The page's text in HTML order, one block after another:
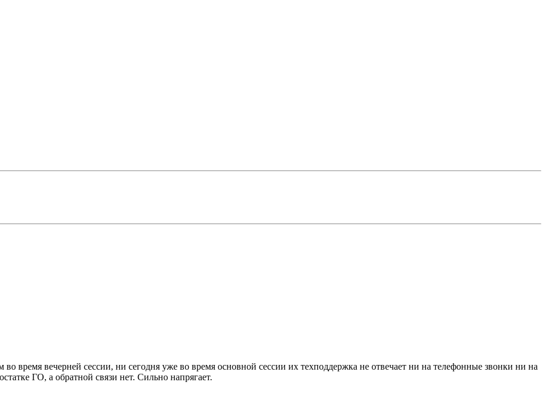
время вечерней сессии, ни сегодня уже во время основной сессии их техподдержка не отвечает ни на телефонные звонки ни на
ГО, а обратной связи нет. Сильно напрягает.